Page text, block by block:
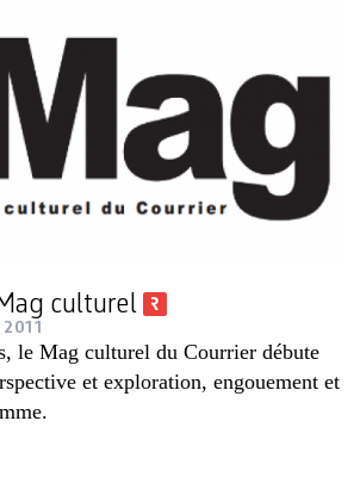
culturel
2011
le Mag culturel du Courrier débute
et exploration, engouement et